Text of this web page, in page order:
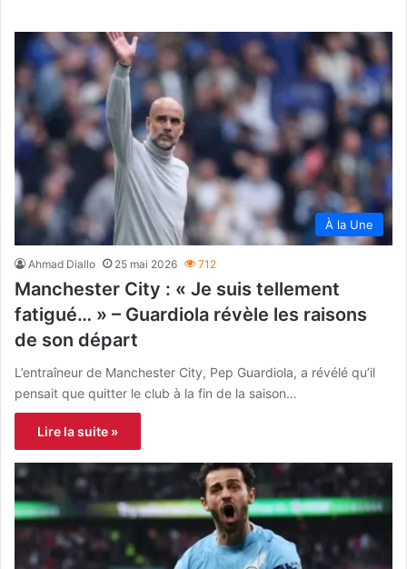
À la Une
Ahmad Diallo 25 mai 2026 712
Manchester City : « Je suis tellement
fatigué… » – Guardiola révèle les raisons
de son départ
L’entraîneur de Manchester City, Pep Guardiola, a révélé qu’il
pensait que quitter le club à la fin de la saison…
Lire la suite »